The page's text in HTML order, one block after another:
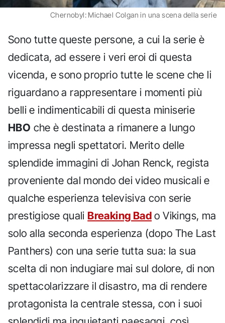
Chernobyl: Michael Colgan in una scena della serie
Sono tutte queste persone, a cui la serie è
dedicata, ad essere i veri eroi di questa
vicenda, e sono proprio tutte le scene che li
riguardano a rappresentare i momenti più
belli e indimenticabili di questa miniserie
HBO che è destinata a rimanere a lungo
impressa negli spettatori. Merito delle
splendide immagini di Johan Renck, regista
proveniente dal mondo dei video musicali e
qualche esperienza televisiva con serie
prestigiose quali Breaking Bad o Vikings, ma
solo alla seconda esperienza (dopo The Last
Panthers) con una serie tutta sua: la sua
scelta di non indugiare mai sul dolore, di non
spettacolarizzare il disastro, ma di rendere
protagonista la centrale stessa, con i suoi